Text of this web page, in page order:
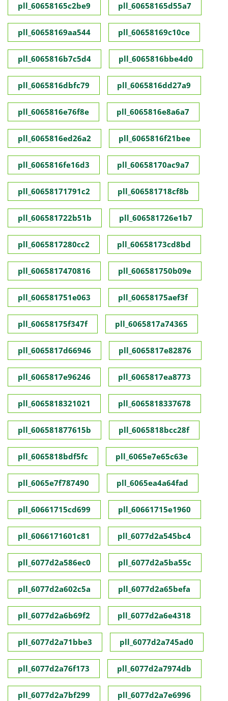
pll_60658165c2be9 pll_60658165d55a7
pll_60658169aa544 pll_60658169c10ce
pll_6065816b7c5d4 pll_6065816bbe4d0
pll_6065816dbfc79 pll_6065816dd27a9
pll_6065816e76f8e pll_6065816e8a6a7
pll_6065816ed26a2 pll_6065816f21bee
pll_6065816fe16d3 pll_60658170ac9a7
pll_60658171791c2 pll_606581718cf8b
pll_606581722b51b pll_606581726e1b7
pll_6065817280cc2 pll_60658173cd8bd
pll_6065817470816 pll_606581750b09e
pll_606581751e063 pll_60658175aef3f
pll_60658175f347f pll_6065817a74365
pll_6065817d66946 pll_6065817e82876
pll_6065817e96246 pll_6065817ea8773
pll_6065818321021 pll_6065818337678
pll_606581877615b pll_6065818bcc28f
pll_6065818bdf5fc pll_6065e7e65c63e
pll_6065e7f787490 pll_6065ea4a64fad
pll_60661715cd699 pll_60661715e1960
pll_6066171601c81 pll_6077d2a545bc4
pll_6077d2a586ec0 pll_6077d2a5ba55c
pll_6077d2a602c5a pll_6077d2a65befa
pll_6077d2a6b69f2 pll_6077d2a6e4318
pll_6077d2a71bbe3 pll_6077d2a745ad0
pll_6077d2a76f173 pll_6077d2a7974db
pll_6077d2a7bf299 pll_6077d2a7e6996